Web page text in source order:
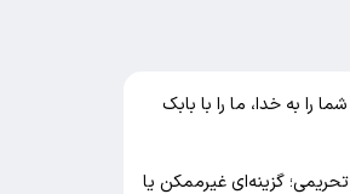
را به خدا، ما را با بابک
گزینه‌ای غیرممکن یا